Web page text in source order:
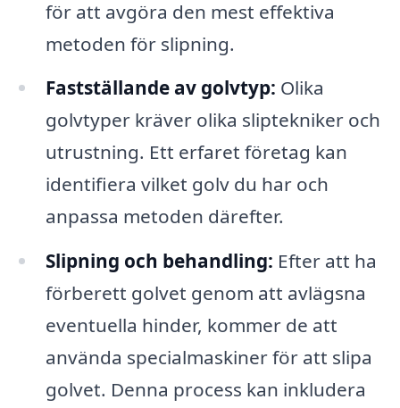
för att avgöra den mest effektiva
metoden för slipning.
Fastställande av golvtyp: Olika
golvtyper kräver olika sliptekniker och
utrustning. Ett erfaret företag kan
identifiera vilket golv du har och
anpassa metoden därefter.
Slipning och behandling: Efter att ha
förberett golvet genom att avlägsna
eventuella hinder, kommer de att
använda specialmaskiner för att slipa
golvet. Denna process kan inkludera